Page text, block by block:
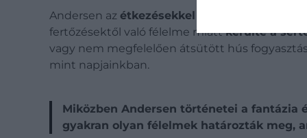
Andersen az étkezésekkel kapcsolatban is
fertőzésektől való félelme miattkerülte a
vagy nem megfelelően átsütött hús
mint napjainkban.
Miközben Andersen történetei a
gyakran olyan félelmek határozták meg,